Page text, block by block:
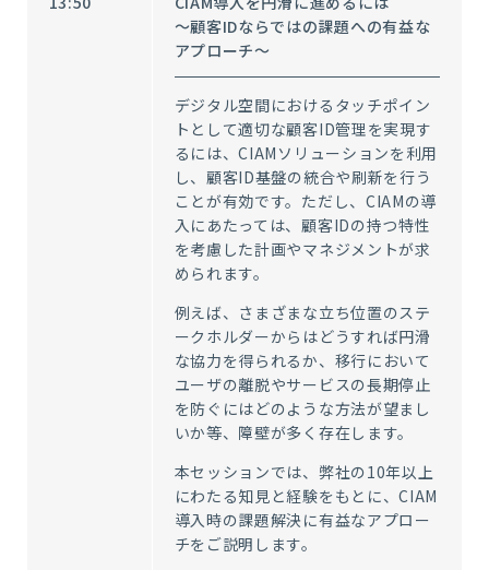
～顧客IDならではの課題への有益な
アプローチ～
デジタル空間におけるタッチポイン
トとして適切な顧客ID管理を実現す
るには、CIAMソリューションを利用
し、顧客ID基盤の統合や刷新を行う
ことが有効です。ただし、CIAMの導
入にあたっては、顧客IDの持つ特性
を考慮した計画やマネジメントが求
められます。
例えば、さまざまな立ち位置のステ
ークホルダーからはどうすれば円滑
な協力を得られるか、移行において
ユーザの離脱やサービスの長期停止
を防ぐにはどのような方法が望まし
いか等、障壁が多く存在します。
本セッションでは、弊社の10年以上
にわたる知見と経験をもとに、CIAM
導入時の課題解決に有益なアプロー
チをご説明します。